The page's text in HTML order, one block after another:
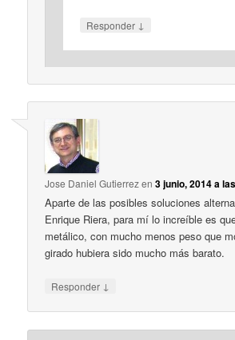
Responder ↓
Jose Daniel Gutierrezen3 junio, 2014 a
Aparte de las posibles soluciones
Enrique Riera, para mí lo increíble es
metálico, con mucho menos peso que
girado hubiera sido mucho más barato.
Responder ↓